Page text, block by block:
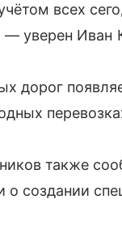
всех
— уверен Иван
дорог
также
создании